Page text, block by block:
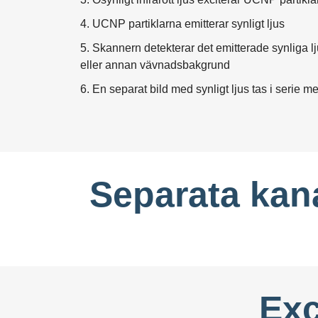
4. UCNP partiklarna emitterar synligt ljus
5. Skannern detekterar det emitterade synliga
eller annan vävnadsbakgrund
6. En separat bild med synligt ljus tas i serie
Separata